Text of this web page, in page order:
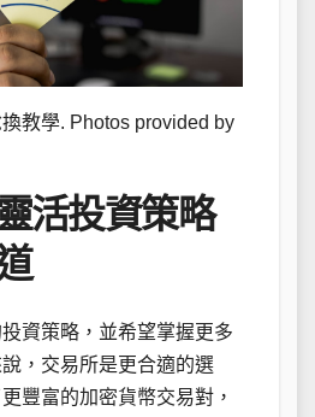
教學. Photos provided by
活投資策略
資策略，並希望掌握更多
，交易所是更合適的選
豐富的加密貨幣交易對，